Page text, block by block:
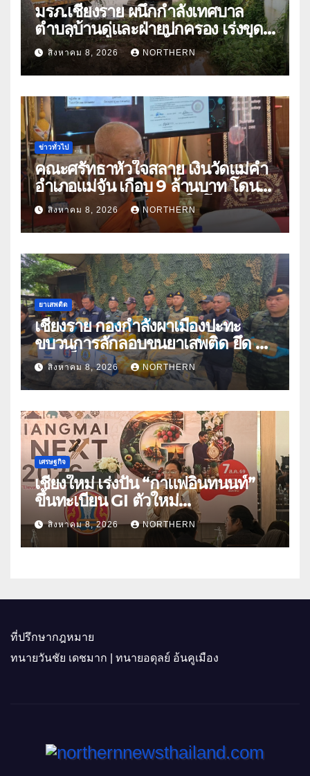
มรภ.เชียงราย ผนึกกำลังเทศบาล
ตำบลบ้านดู่และฝ่ายปกครอง เร่งขุด
ลอกสิ่งกีดขวางทางน้ำ ป้องกันและลด
ปัญหาน้ำท่วม
สิงหาคม 8, 2026 NORTHERN
ข่าวทั่วไป
คณะศรัทธาหัวใจสลาย เงินวัดแม่คำ
อำเภอแม่จัน เกือบ 9 ล้านบาท โดน
แก๊งคอลเซ็นเตอร์หลอกให้โอนข้าม
ปีกว่า 66 บัญชี
สิงหาคม 8, 2026 NORTHERN
ยาเสพติด
เชียงราย กองกำลังผาเมืองปะทะ
ขบวนการลักลอบขนยาเสพติด ยึด 2
ล้านเม็ด
สิงหาคม 8, 2026 NORTHERN
เศรษฐกิจ
เชียงใหม่ เร่งปั้น “กาแฟอินทนนท์”
ขึ้นทะเบียน GI ตัวใหม่
“CHIANGMAI GI NEXT 2026”
ติดอาวุธผู้ประกอบการ 100 ราย ดัน
สินค้าอัตลักษณ์สู่ตลาดพรีเมียม
สิงหาคม 8, 2026 NORTHERN
ที่ปรึกษากฎหมาย
ทนายวันชัย เดชมาก | ทนายอดุลย์ อ้นคูเมือง